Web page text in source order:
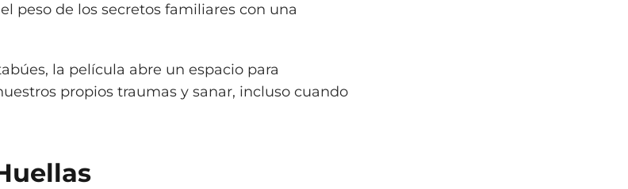
peso de los secretos familiares con una
la película abre un espacio para
propios traumas y sanar, incluso cuando